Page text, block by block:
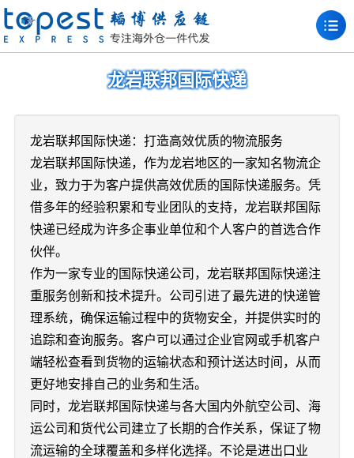
龙岩联邦国际快递
龙岩联邦国际快递：打造高效优质的物流服务
龙岩联邦国际快递，作为龙岩地区的一家知名物流企
业，致力于为客户提供高效优质的国际快递服务。凭
借多年的经验积累和专业团队的支持，龙岩联邦国际
快递已经成为许多企事业单位和个人客户的首选合作
伙伴。
作为一家专业的国际快递公司，龙岩联邦国际快递注
重服务创新和技术提升。公司引进了最先进的快递管
理系统，确保运输过程中的货物安全，并提供实时的
追踪和查询服务。客户可以通过企业官网或手机客户
端轻松查看到货物的运输状态和预计送达时间，从而
更好地安排自己的业务和生活。
同时，龙岩联邦国际快递与各大国内外航空公司、海
运公司和货代公司建立了长期的合作关系，保证了物
流运输的全球覆盖和多样化选择。不论是进出口业